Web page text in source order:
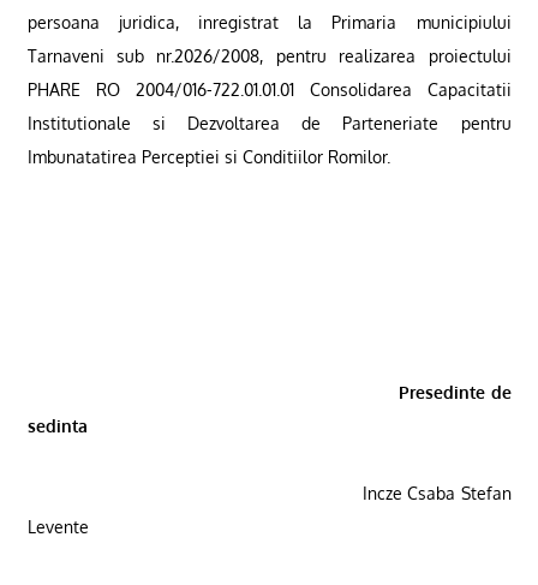
persoana juridica, inregistrat la Primaria municipiului
Tarnaveni sub nr.2026/2008, pentru realizarea proiectului
PHARE RO 2004/016-722.01.01.01 Consolidarea Capacitatii
Institutionale si Dezvoltarea de Parteneriate pentru
Imbunatatirea Perceptiei si Conditiilor Romilor.
Presedinte de
sedinta
Incze Csaba Stefan
Levente